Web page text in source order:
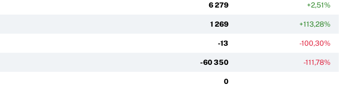
6 279 +2,51%
1 269 +113,28%
-13 -100,30%
-60 350 -111,78%
0